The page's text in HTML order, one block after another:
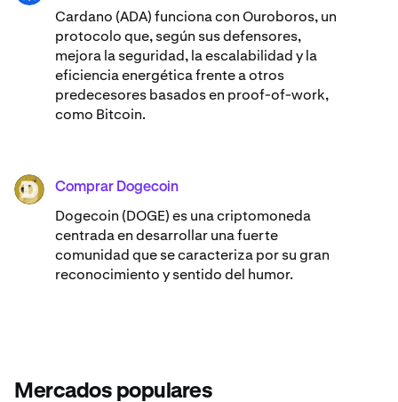
Cardano (ADA) ​​funciona con Ouroboros, un
protocolo que, según sus defensores,
mejora la seguridad, la escalabilidad y la
eficiencia energética frente a otros
predecesores basados en proof-of-work,
como Bitcoin.
DOGE Comprar Dogecoin
Dogecoin (DOGE) es una criptomoneda
centrada en desarrollar una fuerte
comunidad que se caracteriza por su gran
reconocimiento y sentido del humor.
Mercados populares